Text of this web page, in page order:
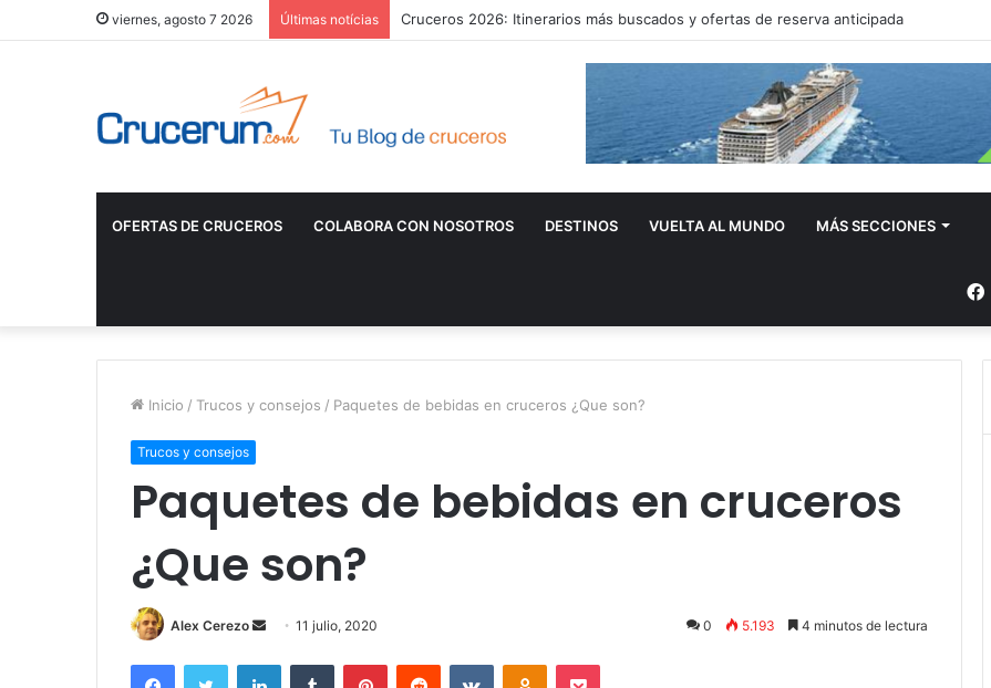
viernes, agosto 7 2026 Últimas notícias Cruceros 2026: Itinerarios más buscados y ofertas de reserva anticipada
OFERTAS DE CRUCEROS COLABORA CON NOSOTROS DESTINOS VUELTA AL MUNDO MÁS SECCIONES
Inicio / Trucos y consejos / Paquetes de bebidas en cruceros ¿Que son?
Trucos y consejos
Paquetes de bebidas en cruceros
¿Que son?
Alex Cerezo
Send11 julio, 2020 0 5.193 4 minutos de lectura
FacebookTwitter LinkedInTumblr PinterestReddit VKontakteOdnoklassniki
Pocket